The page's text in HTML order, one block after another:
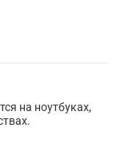
на ноутбуках,